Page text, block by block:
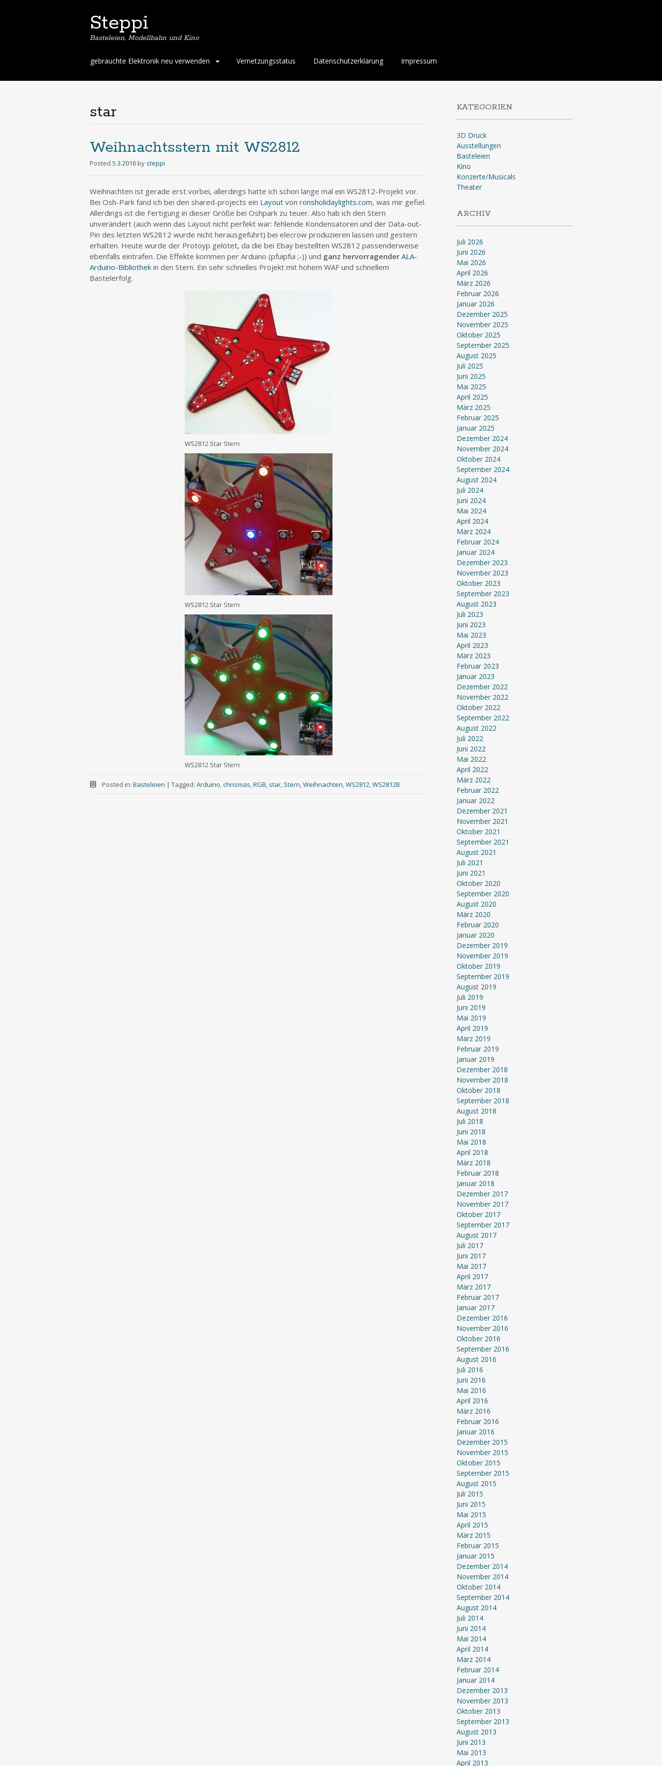
Steppi
Basteleien, Modellbahn und Kino
Skip
content
gebrauchte Elektronik neu verwenden Vernetzungsstatus Datenschutzerklärung Impressum
star
Weihnachtsstern mit WS2812
Posted 5.3.2016 by steppi
Weihnachten ist gerade erst vorbei, allerdings hatte ich schon lange mal ein WS2812-Projekt vor.
Bei Osh-Park fand ich bei den shared-projects ein Layout von ronsholidaylights.com, was mir gefiel.
Allerdings ist die Fertigung in dieser Größe bei Oshpark zu teuer. Also hab ich den Stern
unverändert (auch wenn das Layout nicht perfekt war: fehlende Kondensatoren und der Data-out-
Pin des letzten WS2812 wurde nicht herausgeführt) bei elecrow produzieren lassen und gestern
erhalten. Heute wurde der Protoyp gelötet, da die bei Ebay bestellten WS2812 passenderweise
ebenfalls eintrafen. Die Effekte kommen per Arduino (pfuipfui ;-)) und ganz hervorragender ALA-
Arduino-Bibliothek in den Stern. Ein sehr schnelles Projekt mit hohem WAF und schnellem
Bastelerfolg.
WS2812 Star Stern
WS2812 Star Stern
WS2812 Star Stern
Posted in: Basteleien | Tagged: Arduino,chrismas,RGB, star, Stern,Weihnachten,WS2812,WS2812B
KATEGORIEN
3D Druck
Ausstellungen
Basteleien
Kino
Konzerte/Musicals
Theater
ARCHIV
Juli 2026
Juni 2026
Mai 2026
April 2026
März 2026
Februar 2026
Januar 2026
Dezember 2025
November 2025
Oktober 2025
September 2025
August 2025
Juli 2025
Juni 2025
Mai 2025
April 2025
März 2025
Februar 2025
Januar 2025
Dezember 2024
November 2024
Oktober 2024
September 2024
August 2024
Juli 2024
Juni 2024
Mai 2024
April 2024
März 2024
Februar 2024
Januar 2024
Dezember 2023
November 2023
Oktober 2023
September 2023
August 2023
Juli 2023
Juni 2023
Mai 2023
April 2023
März 2023
Februar 2023
Januar 2023
Dezember 2022
November 2022
Oktober 2022
September 2022
August 2022
Juli 2022
Juni 2022
Mai 2022
April 2022
März 2022
Februar 2022
Januar 2022
Dezember 2021
November 2021
Oktober 2021
September 2021
August 2021
Juli 2021
Juni 2021
Oktober 2020
September 2020
August 2020
März 2020
Februar 2020
Januar 2020
Dezember 2019
November 2019
Oktober 2019
September 2019
August 2019
Juli 2019
Juni 2019
Mai 2019
April 2019
März 2019
Februar 2019
Januar 2019
Dezember 2018
November 2018
Oktober 2018
September 2018
August 2018
Juli 2018
Juni 2018
Mai 2018
April 2018
März 2018
Februar 2018
Januar 2018
Dezember 2017
November 2017
Oktober 2017
September 2017
August 2017
Juli 2017
Juni 2017
Mai 2017
April 2017
März 2017
Februar 2017
Januar 2017
Dezember 2016
November 2016
Oktober 2016
September 2016
August 2016
Juli 2016
Juni 2016
Mai 2016
April 2016
März 2016
Februar 2016
Januar 2016
Dezember 2015
November 2015
Oktober 2015
September 2015
August 2015
Juli 2015
Juni 2015
Mai 2015
April 2015
März 2015
Februar 2015
Januar 2015
Dezember 2014
November 2014
Oktober 2014
September 2014
August 2014
Juli 2014
Juni 2014
Mai 2014
April 2014
März 2014
Februar 2014
Januar 2014
Dezember 2013
November 2013
Oktober 2013
September 2013
August 2013
Juni 2013
Mai 2013
April 2013